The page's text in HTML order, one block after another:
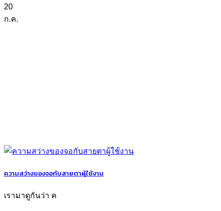
20
ก.ค.
ความสว่างของจอกับสายตาผู้ใช้งาน
เรามาดูกันว่า ค